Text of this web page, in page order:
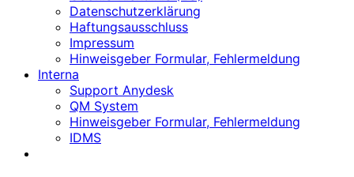
Datenschutzerklärung
Haftungsausschluss
Impressum
Hinweisgeber Formular, Fehlermeldung
Interna
Support Anydesk
QM System
Hinweisgeber Formular, Fehlermeldung
IDMS